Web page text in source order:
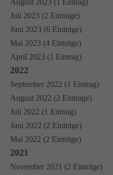
Juli 2023 (2 Einträge)
Juni 2023 (6 Einträge)
Mai 2023 (4 Einträge)
April 2023 (1 Eintrag)
2022
September 2022 (1 Eintrag)
August 2022 (2 Einträge)
Juli 2022 (1 Eintrag)
Juni 2022 (2 Einträge)
Mai 2022 (2 Einträge)
2021
November 2021 (2 Einträge)